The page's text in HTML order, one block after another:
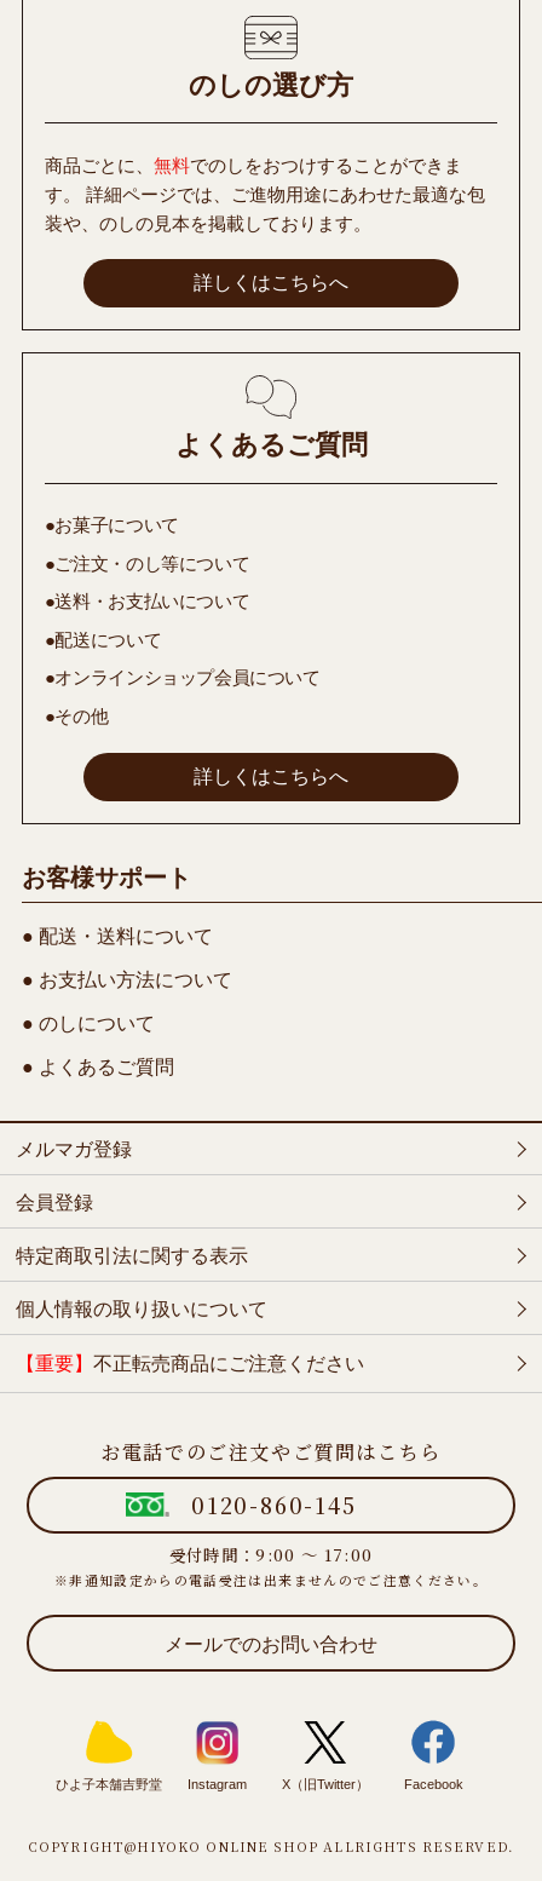
のしの選び方
商品ごとに、 無料でのしをおつけすることができま
す。 詳細ページでは、ご進物用途にあわせた最適な包
装や、のしの見本を掲載しております。
詳しくはこちらへ
よくあるご質問
●お菓子について
●ご注文・のし等について
●送料・お支払いについて
●配送について
●オンラインショップ会員について
●その他
詳しくはこちらへ
お客様サポート
● 配送・送料について
● お支払い方法について
● のしについて
● よくあるご質問
メルマガ登録
会員登録
特定商取引法に関する表示
個人情報の取り扱いについて
【重要】不正転売商品にご注意ください
お電話でのご注文やご質問はこちら
0120-860-145
受付時間：9:00 ～ 17:00
※非通知設定からの電話受注は出来ませんのでご注意ください。
メールでのお問い合わせ
ひよ子本舗吉野堂 Instagram X（旧Twitter） Facebook
COPYRIGHT@HIYOKO ONLINE SHOP ALLRIGHTS RESERVED.